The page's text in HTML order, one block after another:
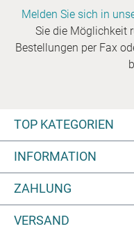
Melden Sie sich in
Sie die Möglichkeit
Bestellungen per Fax
TOP KATEGORIEN
INFORMATION
ZAHLUNG
VERSAND